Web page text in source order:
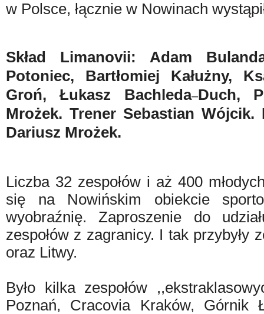
w Polsce, łącznie w Nowinach
Skład Limanovii:
Adam
Potoniec, Bartłomiej Kałużny,
Groń, Łukasz Bachleda–Duch,
Mrożek. Trener Sebastian
Dariusz Mrożek.
Liczba 32 zespołów i aż 400
się na Nowińskim obiekcie
wyobraźnię.Zaproszenie do
zespołów z zagranicy. I tak przybyły
oraz Litwy.
Było kilka zespołów
Poznań, Cracovia Kraków, Górnik